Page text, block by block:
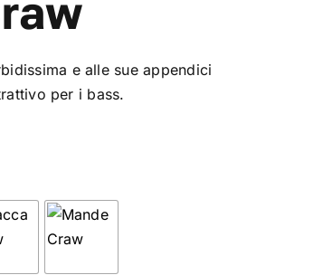
e alle sue appendici
per i bass.